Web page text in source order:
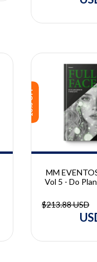
10% OFF
MM
Vol 5 - Do
$213.88 USD